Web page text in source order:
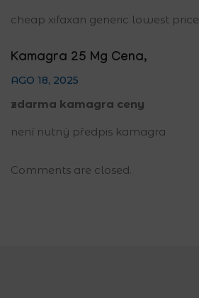
cheap xifaxan generic lowest price
Kamagra 25 Mg Cena,
AGO 18, 2025
zdarma kamagra ceny
není nutný předpis kamagra
Comments are closed.